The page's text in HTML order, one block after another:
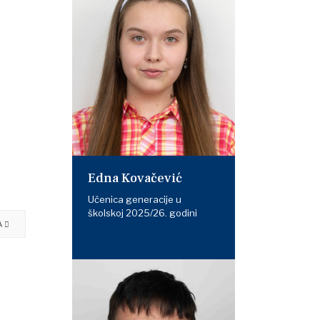
Edna Kovačević
Učenica generacije u
školskoj 2025/26. godini